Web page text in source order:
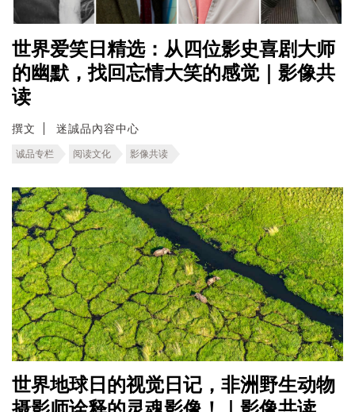
世界爱笑日精选：从四位影史喜剧大师
的幽默，找回忘情大笑的感觉｜影像共
读
撰文 迷誠品內容中心
诚品专栏 阅读文化 影像共读
世界地球日的视觉日记，非洲野生动物